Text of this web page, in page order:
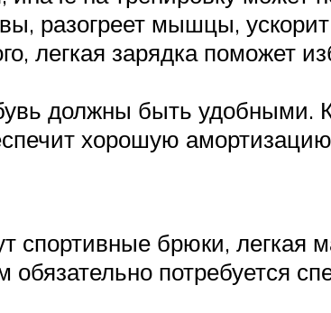
разогреет мышцы,
легкая зарядка поможет
должны быть удобными.
хорошую
спортивные брюки, легкая
потребуется